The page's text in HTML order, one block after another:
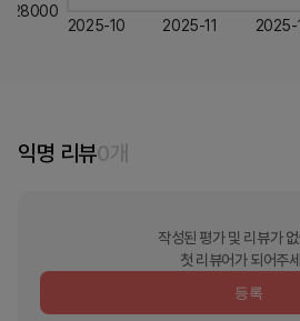
2025-10 2025-11 2025-
28000
익명 리뷰0개
작성된 평가 및 리뷰가
첫 리뷰어가 되어주
등록